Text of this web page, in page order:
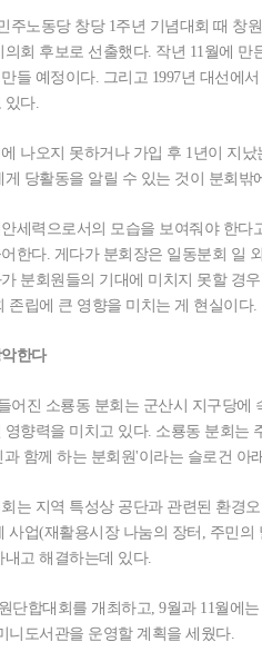
주노동당 창당 1주년 기념대회 때 창
의회 후보로 선출했다. 작년 11월에
들 예정이다. 그리고 1997년 대선에
있다.
나오지 못하거나 가입 후 1년이 지
게 당활동을 알릴 수 있는 것이 분회밖
세력으로서의 모습을 보여줘야 한
한다. 게다가 분회장은 일동분회 일
분회원들의 기대에 미치지 못할 경
존립에 큰 영향을 미치는 게 현실이다.
한다
어진 소룡동 분회는 군산시 지구당
영향력을 미치고 있다. 소룡동 분회는
함께 하는 분회원'이라는 슬로건 아
는 지역 특성상 공단과 관련된 환경
사업(재활용시장 나눔의 장터, 주민
고 해결하는데 있다.
단합대회를 개최하고, 9월과 11월에
니도서관을 운영할 계획을 세웠다.